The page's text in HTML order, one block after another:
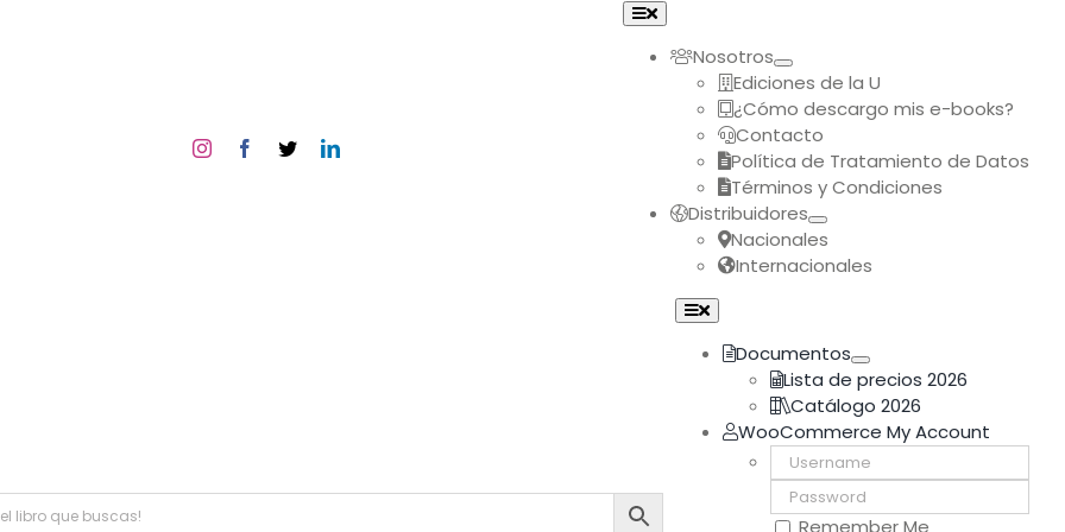
Toggle
Navigation
Nosotros
Ediciones de la U
¿Cómo descargo mis e-books?
Contacto
Política de Tratamiento de Datos
Términos y Condiciones
Distribuidores
Nacionales
Internacionales
Toggle
Navigation
Documentos
Lista de precios 2026
Catálogo 2026
WooCommerce My Account
Username:
Password:
Remember Me